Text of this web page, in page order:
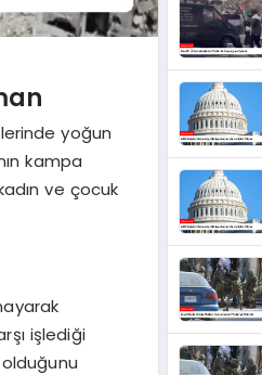
yoğun
kampa
ve çocuk
işlediği